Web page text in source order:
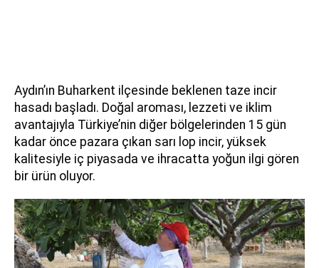
Aydın’ın Buharkent ilçesinde beklenen taze incir
hasadı başladı. Doğal aroması, lezzeti ve iklim
avantajıyla Türkiye’nin diğer bölgelerinden 15 gün
kadar önce pazara çıkan sarı lop incir, yüksek
kalitesiyle iç piyasada ve ihracatta yoğun ilgi gören
bir ürün oluyor.